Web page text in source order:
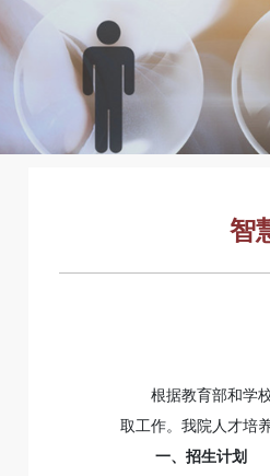
智
根据教育部和学
取工作。我院人才培
一、招生计划